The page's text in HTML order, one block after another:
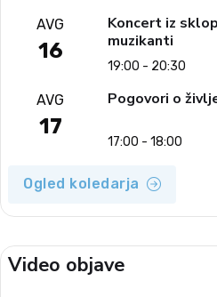
AVG
16
Koncert iz
muzikanti
19:00 - 20:30
AVG
17
Pogovori o
17:00 - 18:00
Ogled koledarja
Video objave